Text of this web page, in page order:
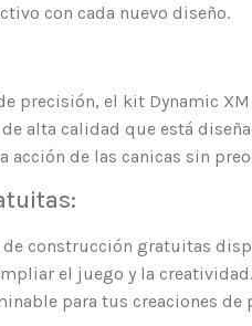
con cada nuevo diseño.
precisión, el kit Dynamic
alta calidad que está
de las canicas sin
construcción gratuitas
el juego y la
para tus creaciones